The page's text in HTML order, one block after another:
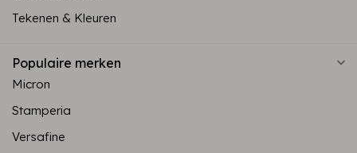
Tekenen & Kleuren
Populaire merken
Micron
Stamperia
Versafine